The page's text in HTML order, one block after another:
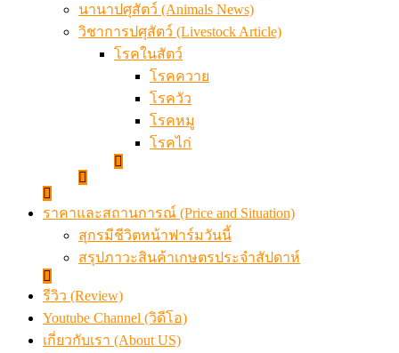
นานาปศุสัตว์ (Animals News)
วิชาการปศุสัตว์ (Livestock Article)
โรคในสัตว์
โรคควาย
โรควัว
โรคหมู
โรคไก่
ราคาและสถานการณ์ (Price and Situation)
สุกรมีชีวิตหน้าฟาร์มวันนี้
สรุปภาวะสินค้าเกษตรประจำสัปดาห์
รีวิว (Review)
Youtube Channel (วิดีโอ)
เกี่ยวกับเรา (About US)